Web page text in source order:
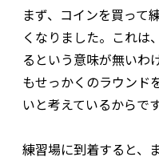
まず、コインを買って
くなりました。これは
るという意味が無いわ
もせっかくのラウンド
いと考えているからです
練習場に到着すると、